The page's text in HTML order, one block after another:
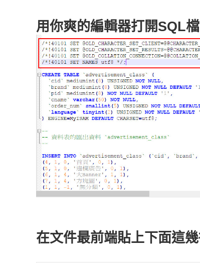
用你爽的編輯器打開SQL
在文件最前端貼上下面這幾